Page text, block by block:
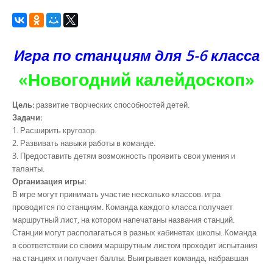
Игра по станциям для 5-6 класса
«Новогодний калейдоскоп»
Цель: развитие творческих способностей детей.
Задачи:
1. Расширить кругозор.
2. Развивать навыки работы в команде.
3. Предоставить детям возможность проявить свои умения и
таланты.
Организация игры:
В игре могут принимать участие несколько классов. игра
проводится по станциям. Команда каждого класса получает
маршрутный лист, на котором напечатаны названия станций.
Станции могут располагаться в разных кабинетах школы. Команда
в соответствии со своим маршрутным листом проходит испытания
на станциях и получает баллы. Выигрывает команда, набравшая